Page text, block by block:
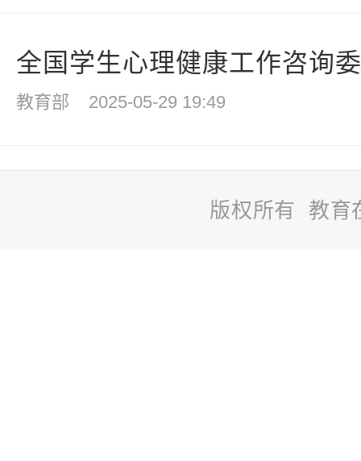
全国学生心理健康工作咨询
教育部 2025-05-29 19:49
版权所有 教育